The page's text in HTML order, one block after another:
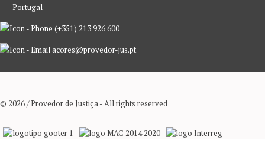
Portugal
(+351) 213 926 600
acores@provedor-jus.pt
© 2026 / Provedor de Justiça - All rights reserved